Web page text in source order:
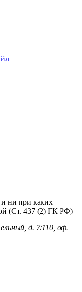
ни при каких
(Ст. 437 (2) ГК РФ)
д. 7/110, оф.